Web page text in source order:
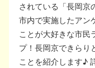
されている「長岡京
市内で実施したアン
ことが大好きな市民
プ！長岡京できらり
ことを紹介します♪